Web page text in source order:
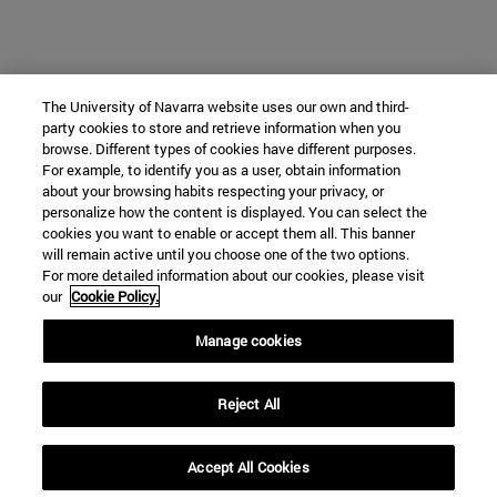
The University of Navarra website uses our own and third-
party cookies to store and retrieve information when you
browse. Different types of cookies have different purposes.
For example, to identify you as a user, obtain information
about your browsing habits respecting your privacy, or
personalize how the content is displayed. You can select the
cookies you want to enable or accept them all. This banner
will remain active until you choose one of the two options.
For more detailed information about our cookies, please visit
our Cookie Policy.
Manage cookies
Reject All
Accept All Cookies